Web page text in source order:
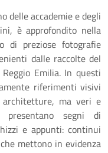
delle accademie e degli
è approfondito nella
di preziose fotografie
dalle raccolte del
Emilia. In questi
riferimenti visivi
ma veri e
segni di
e appunti: continui
mettono in evidenza